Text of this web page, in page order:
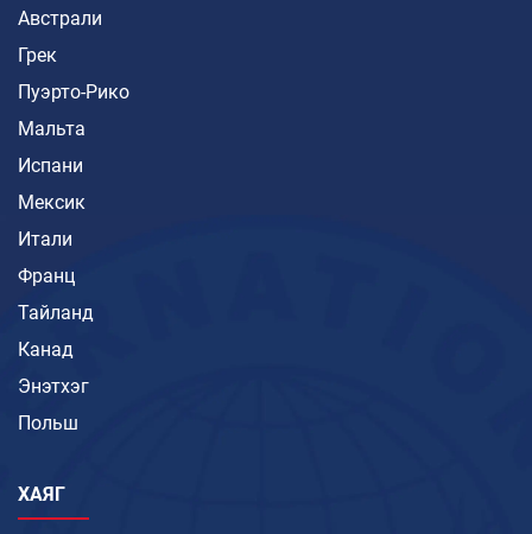
Австрали
Грек
Пуэрто-Рико
Мальта
Испани
Мексик
Итали
Франц
Тайланд
Канад
Энэтхэг
Польш
ХАЯГ